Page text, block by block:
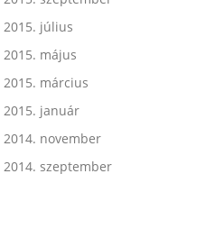
2015. július
2015. május
2015. március
2015. január
2014. november
2014. szeptember